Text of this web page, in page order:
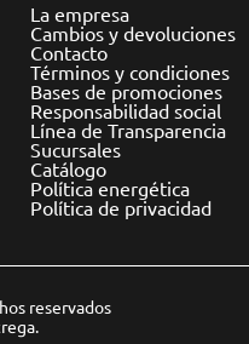
La empresa
Cambios y devoluciones
Contacto
Términos y condiciones
Bases de promociones
Responsabilidad social
Línea de Transparencia
Sucursales
Catálogo
Política energética
Política de privacidad
reservados